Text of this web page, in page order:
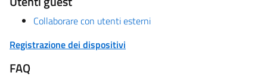
Collaborare con utenti esterni
Registrazione dei dispositivi
FAQ